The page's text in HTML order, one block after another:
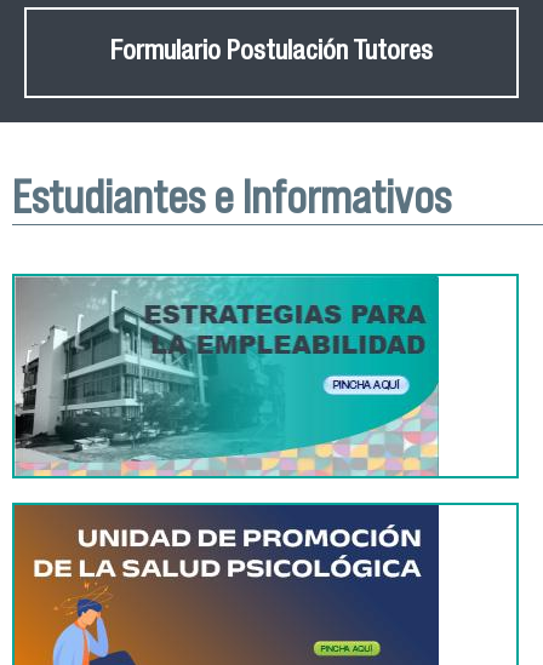
Formulario Postulación Tutores
Estudiantes e Informativos